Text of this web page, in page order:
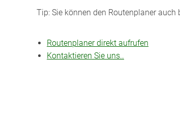
Tip: Sie können den Routenplaner
Routenplaner direkt aufrufen
Kontaktieren Sie uns..